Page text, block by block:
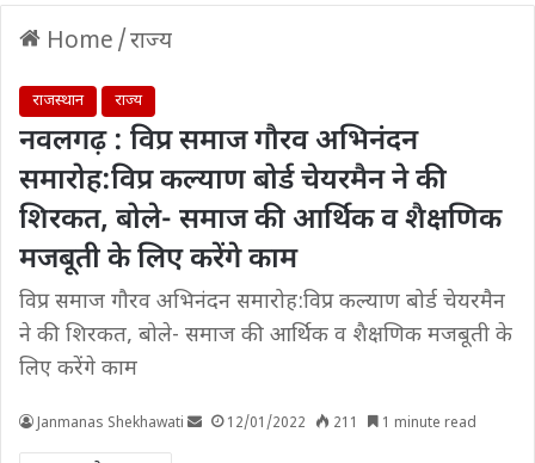
Home /राज्य
राजस्थान राज्य
नवलगढ़ : विप्र समाज गौरव अभिनंदन
समारोह:विप्र कल्याण बोर्ड चेयरमैन ने की
शिरकत, बोले- समाज की आर्थिक व शैक्षणिक
मजबूती के लिए करेंगे काम
विप्र समाज गौरव अभिनंदन समारोह:विप्र कल्याण बोर्ड चेयरमैन
ने की शिरकत, बोले- समाज की आर्थिक व शैक्षणिक मजबूती के
लिए करेंगे काम
Janmanas Shekhawati 12/01/2022 211 1 minute read